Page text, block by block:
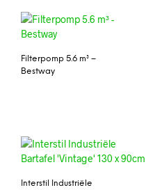
Filterpomp 5.6 m³ –
Bestway
Interstil Industriële